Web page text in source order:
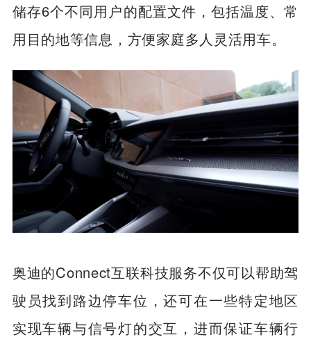
储存6个不同用户的配置文件，包括温度、常
用目的地等信息，方便家庭多人灵活用车。
奥迪的Connect互联科技服务不仅可以帮助驾
驶员找到路边停车位，还可在一些特定地区
实现车辆与信号灯的交互，进而保证车辆行